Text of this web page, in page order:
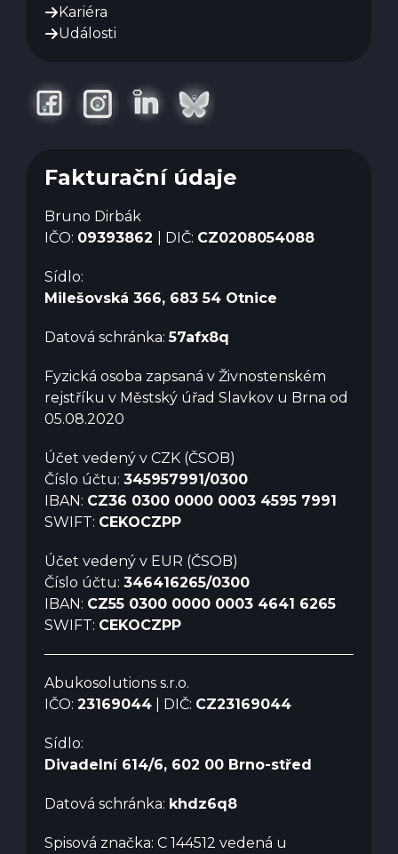
Kariéra
Události
Fakturační údaje
Bruno Dirbák
IČO: 09393862 | DIČ: CZ0208054088
Sídlo:
Milešovská 366, 683 54 Otnice
Datová schránka:57afx8q
Fyzická osoba zapsaná v Živnostenském
rejstříku v Městský úřad Slavkov u Brna od
05.08.2020
Účet vedený v CZK (ČSOB)
Číslo účtu: 345957991/0300
IBAN: CZ36 0300 0000 0003 4595 7991
SWIFT: CEKOCZPP
Účet vedený v EUR (ČSOB)
Číslo účtu: 346416265/0300
IBAN: CZ55 0300 0000 0003 4641 6265
SWIFT: CEKOCZPP
Abukosolutions s.r.o.
IČO: 23169044 | DIČ: CZ23169044
Sídlo:
Divadelní 614/6, 602 00 Brno-střed
Datová schránka: khdz6q8
Spisová značka: C 144512 vedená u